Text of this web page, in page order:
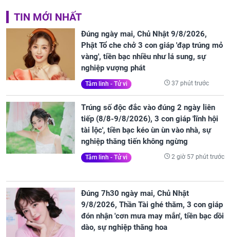
TIN MỚI NHẤT
Đúng ngày mai, Chủ Nhật 9/8/2026,
Phật Tổ che chở 3 con giáp 'đạp trúng mỏ
vàng', tiền bạc nhiều như lá sung, sự
nghiệp vượng phát
Tâm linh - Tử vi 37 phút trước
Trúng số độc đắc vào đúng 2 ngày liên
tiếp (8/8-9/8/2026), 3 con giáp 'lĩnh hội
tài lộc', tiền bạc kéo ùn ùn vào nhà, sự
nghiệp thăng tiến không ngừng
Tâm linh - Tử vi 2 giờ 57 phút trước
Đúng 7h30 ngày mai, Chủ Nhật
9/8/2026, Thần Tài ghé thăm, 3 con giáp
đón nhận 'cơn mưa may mắn', tiền bạc dồi
dào, sự nghiệp thăng hoa